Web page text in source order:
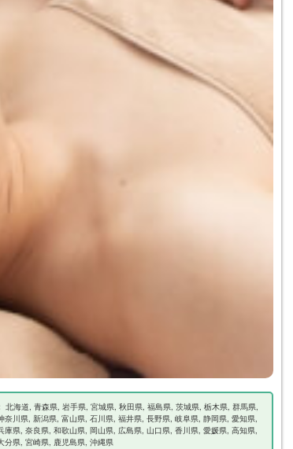
北海道, 青森県, 岩手県, 宮城県, 秋田県, 福島県, 茨城県, 栃木県, 群馬県,
奈川県, 新潟県, 富山県, 石川県, 福井県, 長野県, 岐阜県, 静岡県, 愛知県,
庫県, 奈良県, 和歌山県, 岡山県, 広島県, 山口県, 香川県, 愛媛県, 高知県,
分県, 宮崎県, 鹿児島県, 沖縄県